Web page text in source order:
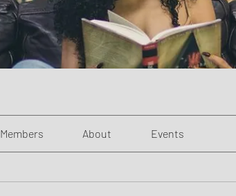
Members About Events